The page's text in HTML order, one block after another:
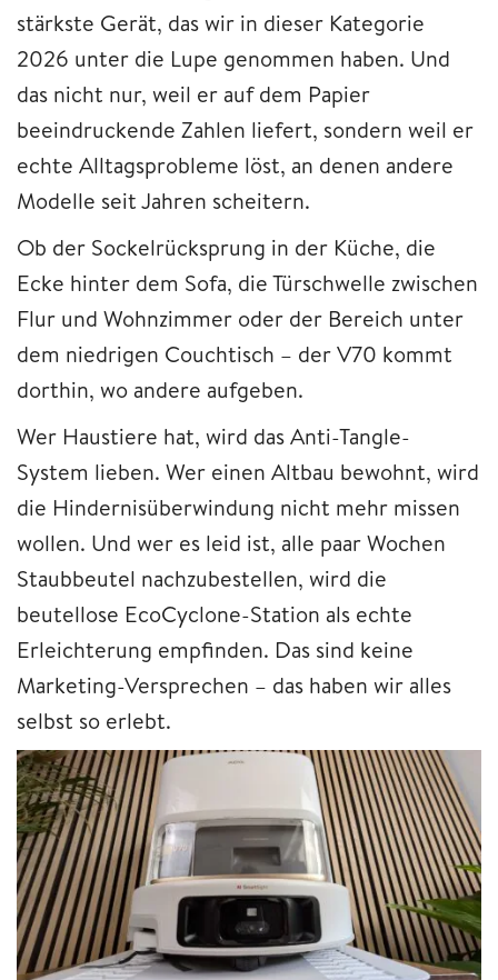
stärkste Gerät, das wir in dieser Kategorie
2026 unter die Lupe genommen haben. Und
das nicht nur, weil er auf dem Papier
beeindruckende Zahlen liefert, sondern weil er
echte Alltagsprobleme löst, an denen andere
Modelle seit Jahren scheitern.
Ob der Sockelrücksprung in der Küche, die
Ecke hinter dem Sofa, die Türschwelle zwischen
Flur und Wohnzimmer oder der Bereich unter
dem niedrigen Couchtisch – der V70 kommt
dorthin, wo andere aufgeben.
Wer Haustiere hat, wird das Anti-Tangle-
System lieben. Wer einen Altbau bewohnt, wird
die Hindernisüberwindung nicht mehr missen
wollen. Und wer es leid ist, alle paar Wochen
Staubbeutel nachzubestellen, wird die
beutellose EcoCyclone-Station als echte
Erleichterung empfinden. Das sind keine
Marketing-Versprechen – das haben wir alles
selbst so erlebt.